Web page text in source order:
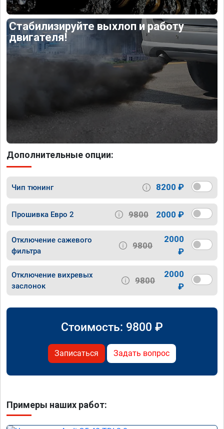
Стабилизируйте выхлоп и работу
двигателя!
Дополнительные опции:
Чип тюнинг 8200 ₽
Прошивка Евро 2 9800 2000 ₽
Отключение сажевого
фильтра
9800
2000
₽
Отключение вихревых
заслонок
9800
2000
₽
Стоимость: 9800 ₽
Записаться Задать вопрос
Примеры наших работ: